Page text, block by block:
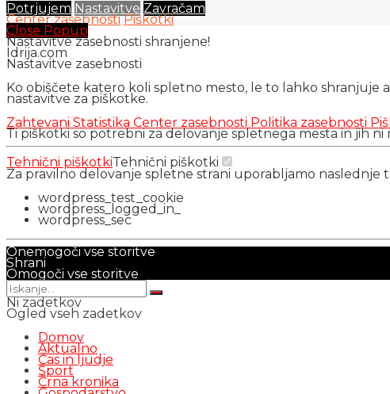
Potrjujem Nastavitve Zavračam
Center zasebnosti Piškotki
Close Popup
Nastavitve zasebnosti shranjene!
Idrija.com
Nastavitve zasebnosti
Ko obiščete katero koli spletno mesto, le to lahko shranjuje
nastavitve za piškotke.
Zahtevani Statistika Center zasebnosti Politika zasebnosti
Ti piškotki so potrebni za delovanje spletnega mesta in jih ni
Tehnični piškotkiTehnični piškotki
Za pravilno delovanje spletne strani uporabljamo naslednje
wordpress_test_cookie
wordpress_logged_in_
wordpress_sec
Onemogoči vse storitve
Shrani
Omogoči vse storitve
Ni zadetkov
Ogled vseh zadetkov
Domov
Aktualno
Čas in ljudje
Šport
Črna kronika